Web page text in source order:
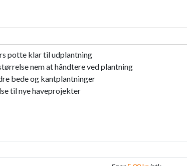
potte klar til udplantning
nem at håndtere ved plantning
bede og kantplantninger
til nye haveprojekter